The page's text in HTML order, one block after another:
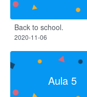
Back to school.
2020-11-06
Aula 5